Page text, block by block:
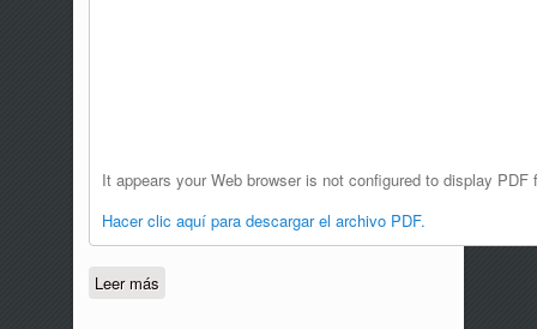
It appears your Web browser is not configured to display
Hacer clic aquí para descargar el archivo PDF.
Leer más